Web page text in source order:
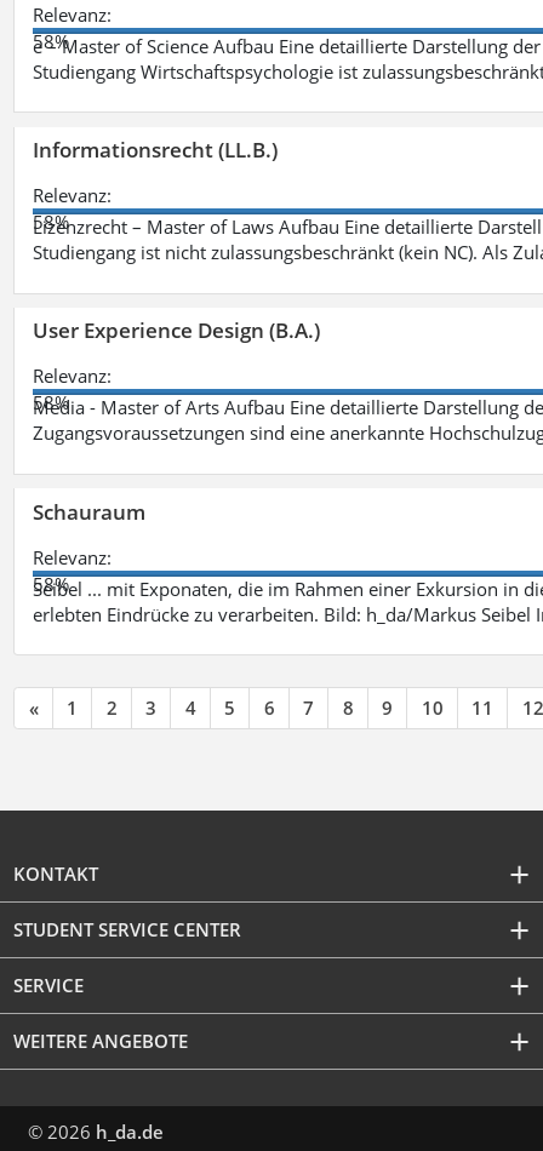
Relevanz:
58%
e – Master of Science Aufbau Eine detaillierte Darstellung
Studiengang Wirtschaftspsychologie ist
Informationsrecht (LL.B.)
Relevanz:
58%
Lizenzrecht – Master of Laws Aufbau Eine detaillierte
Studiengang ist nicht zulassungsbeschränkt (kein NC). Als
User Experience Design (B.A.)
Relevanz:
58%
Media - Master of Arts Aufbau Eine detaillierte Darstellung
Zugangsvoraussetzungen sind eine anerkannte
Schauraum
Relevanz:
58%
Seibel ... mit Exponaten, die im Rahmen einer Exkursion in
erlebten Eindrücke zu verarbeiten. Bild: h_da/Markus Seibel
« 1 2 3 4 5 6 7 8 9 10 11 12
KONTAKT
STUDENT SERVICE CENTER
SERVICE
WEITERE ANGEBOTE
© 2026 h_da.de